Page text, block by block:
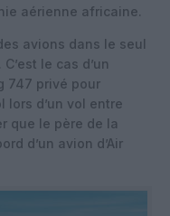
aérienne africaine.
avions dans le seul
le cas d’un
747 privé pour
lors d’un vol entre
que le père de la
d’un avion d’Air